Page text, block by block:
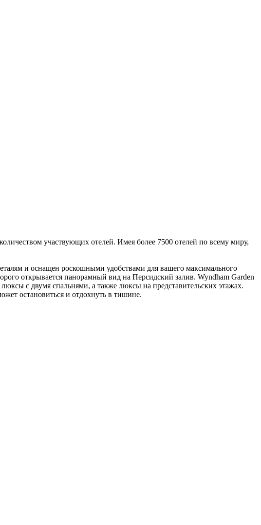
участвующих отелей. Имея более 7500 отелей по всему миру,
и оснащен роскошными удобствами для вашего максимального
открывается панорамный вид на Персидский залив. Wyndham Garden
с двумя спальнями, а также люксы на представительских этажах.
остановиться и отдохнуть в тишине.